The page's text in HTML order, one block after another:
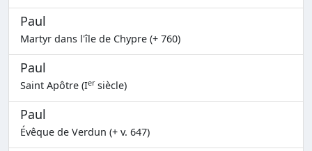
Paul
Martyr dans l'île de Chypre (+ 760)
Paul
Saint Apôtre (Iersiècle)
Paul
Évêque de Verdun (+ v. 647)